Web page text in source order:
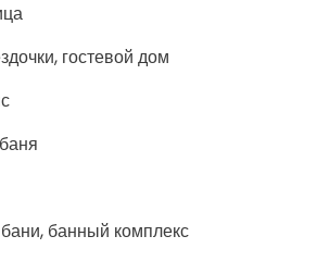
гостевой дом
банный комплекс